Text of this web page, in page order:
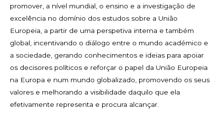
promover, a nível mundial, o ensino e a investigação de
excelência no domínio dos estudos sobre a União
Europeia, a partir de uma perspetiva interna e também
global, incentivando o diálogo entre o mundo académico e
a sociedade, gerando conhecimentos e ideias para apoiar
os decisores políticos e reforçar o papel da União Europeia
na Europa e num mundo globalizado, promovendo os seus
valores e melhorando a visibilidade daquilo que ela
efetivamente representa e procura alcançar.